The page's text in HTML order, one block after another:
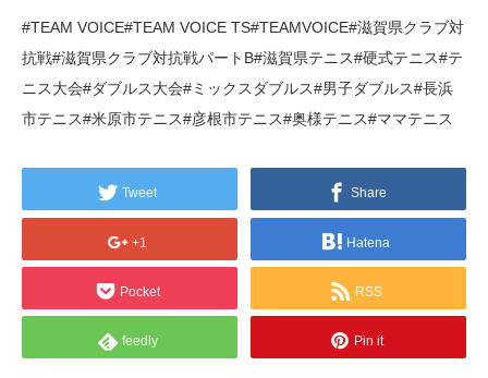
#TEAM VOICE#TEAM VOICE TS#TEAMVOICE#滋賀県クラブ対
抗戦#滋賀県クラブ対抗戦パートB#滋賀県テニス#硬式テニス#テ
ニス大会#ダブルス大会#ミックスダブルス#男子ダブルス#長浜
市テニス#米原市テニス#彦根市テニス#奥様テニス#ママテニス
Tweet Share
+1 Hatena
Pocket RSS
feedly Pin it